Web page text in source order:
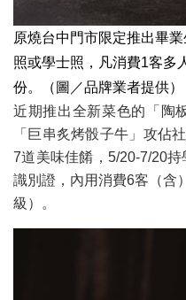
原燒台中門市限定推出畢
照或學士照，凡消費1客多
份。（圖／品牌業者提供）
近期推出全新菜色的「陶
「巨串炙烤骰子牛」攻佔
7道美味佳餚，5/20-7/20
識別證，內用消費6客（含
級）。